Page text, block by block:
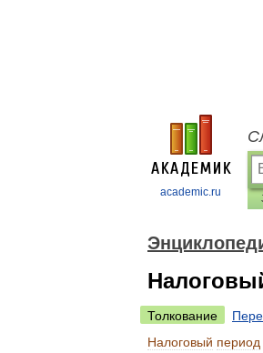
academic.ru
Толкование
Налоговый период